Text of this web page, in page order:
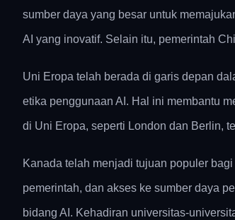
sumber daya yang besar untuk
AI yang inovatif. Selain itu, pemerintah
Uni Eropa telah berada di garis depan
etika penggunaan AI. Hal ini membantu
di Uni Eropa, seperti London dan Berlin,
Kanada telah menjadi tujuan populer
pemerintah, dan akses ke sumber daya
bidang AI. Kehadiran universitas-